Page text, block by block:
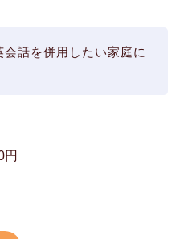
話を併用したい家庭に
円